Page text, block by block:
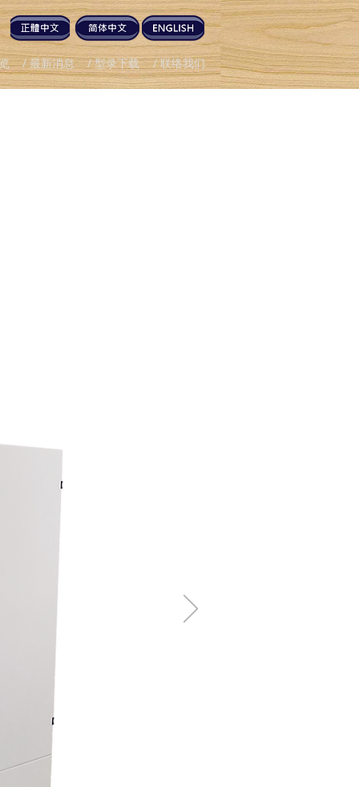
/ 最新消息 / 联络我们
/ 型录下载